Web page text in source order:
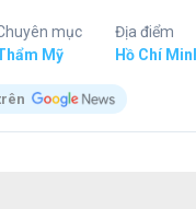
mục
Mỹ
Địa điểm
Hồ Chí